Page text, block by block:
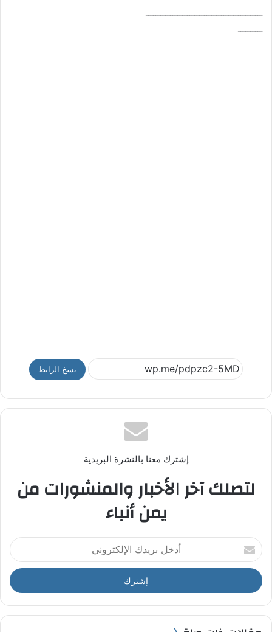
ــــــــــــــــــــــــــــــــــــــــــــــــ
ــــــــــ
نسخ الرابط
إشترك معنا بالنشرة البريدية
لتصلك آخر الأخبار والمنشورات من
يمن أنباء
أ
د
خ
ل
ر